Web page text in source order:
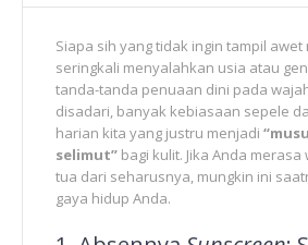
Siapa sih yang tidak ingin tampil awet
seringkali menyalahkan usia atau
tanda-tanda penuaan dini pada
disadari, banyak kebiasaan sepele
harian kita yang justru menjadi
selimut” bagi kulit. Jika Anda
tua dari seharusnya, mungkin ini
gaya hidup Anda.